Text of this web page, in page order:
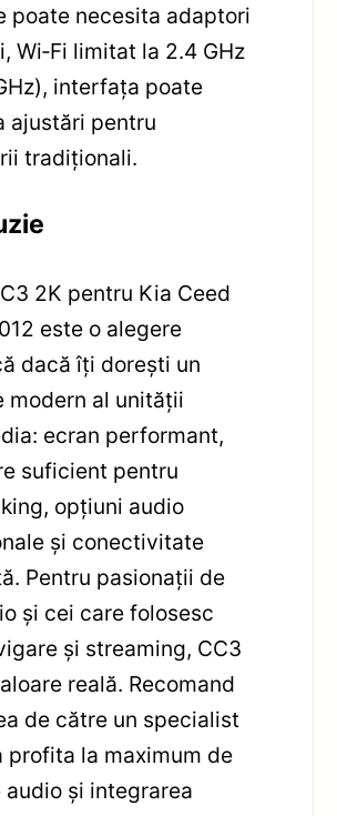
poate necesita adaptori
Wi‑Fi limitat la 2.4 GHz
interfața poate
ajustări pentru
tradiționali.
2K pentru Kia Ceed
este o alegere
dacă îți dorești un
modern al unității
ecran performant,
suficient pentru
opțiuni audio
și conectivitate
Pentru pasionații de
și cei care folosesc
și streaming, CC3
reală. Recomand
de către un specialist
profita la maximum de
și integrarea